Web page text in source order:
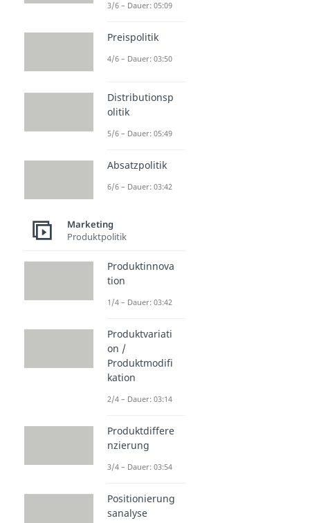
3/6 – Dauer: 05:09
Preispolitik
4/6 – Dauer: 03:50
Distributionsp
olitik
5/6 – Dauer: 05:49
Absatzpolitik
6/6 – Dauer: 03:42
Marketing
Produktpolitik
Produktinnova
tion
1/4 – Dauer: 03:42
Produktvariati
on /
Produktmodifi
kation
2/4 – Dauer: 03:14
Produktdiffere
nzierung
3/4 – Dauer: 03:54
Positionierung
sanalyse